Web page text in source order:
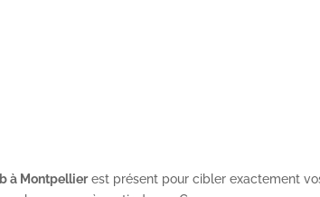
à Montpellierest présent pour cibler exactement